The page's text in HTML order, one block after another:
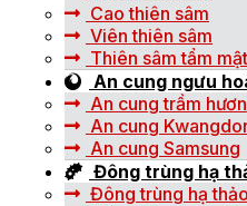
Cao thiên sâm
Viên thiên sâm
Thiên sâm tẩm
An cung ngưu
An cung trầm
An cung
An cung Samsung
Đông trùng hạ
Đông trùng hạ